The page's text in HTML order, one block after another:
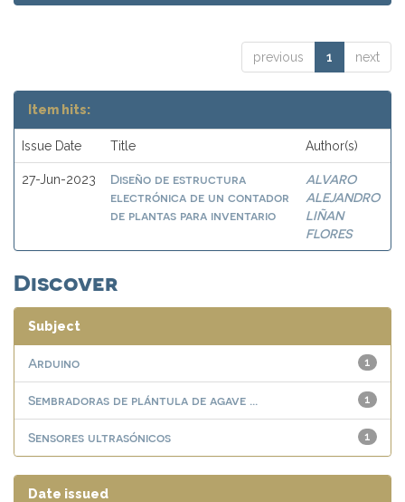
previous 1 next
Item hits:
Issue Date Title Author(s)
27-Jun-2023
Diseño de estructura
electrónica de un contador
de plantas para inventario
ALVARO
ALEJANDRO
LIÑAN
FLORES
Discover
Subject
1
Arduino
1
Sembradoras de plántula de agave ...
1
Sensores ultrasónicos
Date issued